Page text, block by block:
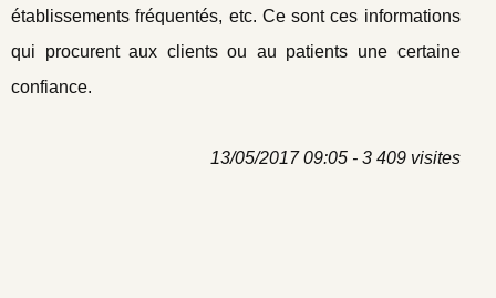
établissements fréquentés, etc. Ce sont ces informations
qui procurent aux clients ou au patients une certaine
confiance.
13/05/2017 09:05 - 3 409 visites